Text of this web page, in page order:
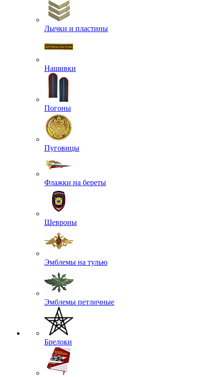
Лычки и пластины
Нашивки
Погоны
Пуговицы
Флажки на береты
Шевроны
Эмблемы на тулью
Эмблемы петличные
Брелоки